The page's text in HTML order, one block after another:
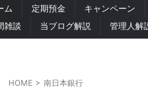
ム 定期預金 キャンペーン
雑談
当ブログ解説 管理人解
HOME > 南日本銀行